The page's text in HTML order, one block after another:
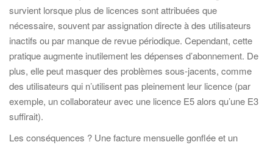
survient lorsque plus de licences sont attribuées que
nécessaire, souvent par assignation directe à des utilisateurs
inactifs ou par manque de revue périodique. Cependant, cette
pratique augmente inutilement les dépenses d’abonnement. De
plus, elle peut masquer des problèmes sous-jacents, comme
des utilisateurs qui n’utilisent pas pleinement leur licence (par
exemple, un collaborateur avec une licence E5 alors qu’une E3
suffirait).
Les conséquences ? Une facture mensuelle gonflée et un